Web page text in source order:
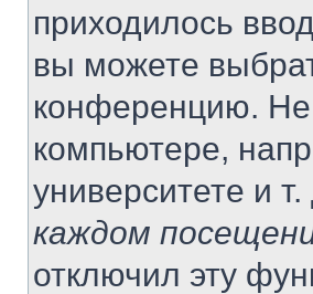
приходилось
вы можете
конференцию. Не
компьютере,
университете и
каждом
отключил эту